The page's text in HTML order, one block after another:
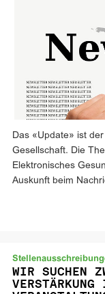
Das «Update» ist
Gesellschaft. Die
Elektronisches
Auskunft beim
WIR SUCHEN